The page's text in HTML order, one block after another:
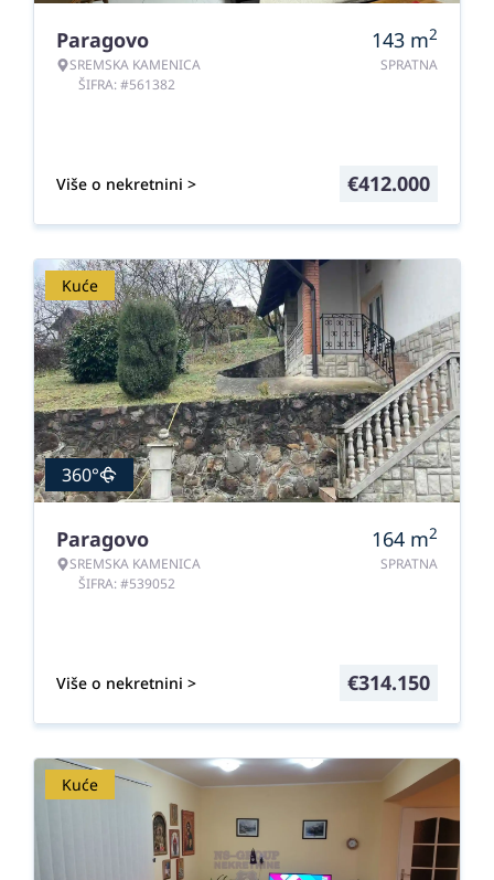
Paragovo
SREMSKA KAMENICA
ŠIFRA: #561382
143 m2
SPRATNA
Više o nekretnini > €412.000
Kuće
360°
Paragovo
SREMSKA KAMENICA
ŠIFRA: #539052
164 m2
SPRATNA
Više o nekretnini > €314.150
Kuće